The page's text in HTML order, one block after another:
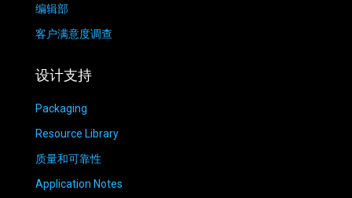
编辑部
客户满意度调查
设计支持
Packaging
Resource Library
质量和可靠性
Application Notes